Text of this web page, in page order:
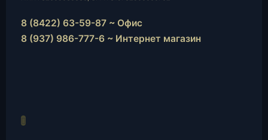
8 (8422) 63-59-87 ~ Офис
8 (937) 986-777-6 ~ Интернет магазин